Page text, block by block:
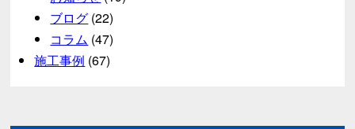
ブログ (22)
コラム (47)
施工事例 (67)